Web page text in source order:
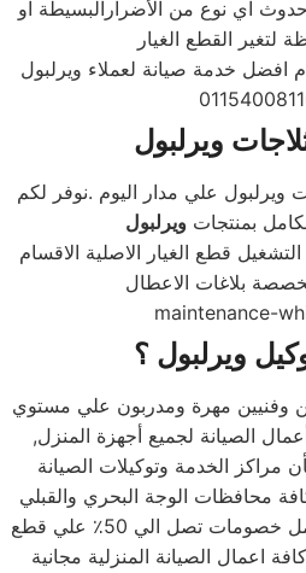
اي نوع من الأضرارالبسيطة او
لتغير القطع الغيار
افضل خدمة صيانة لعملاء ويرلبول
ويرلبول
ويرلبول علي مدار اليوم .نوفر لكم
بمنتجاتويرلبول
قطع الغيار الاصلية الاقسام
maintenance-
ويرلبول ؟
وفنيين مهرة ومدربون علي مستوي
الصيانة لجميع أجهزة المنزل,
مراكز الخدمة وتوكيلات الصيانة
محافظات الوجة البحري والقبلي
والصعيد, كما أنها تقوم بعمل خصومات تصل الي 50٪ علي قطع
اعمال الصيانة المنزلية مجانية